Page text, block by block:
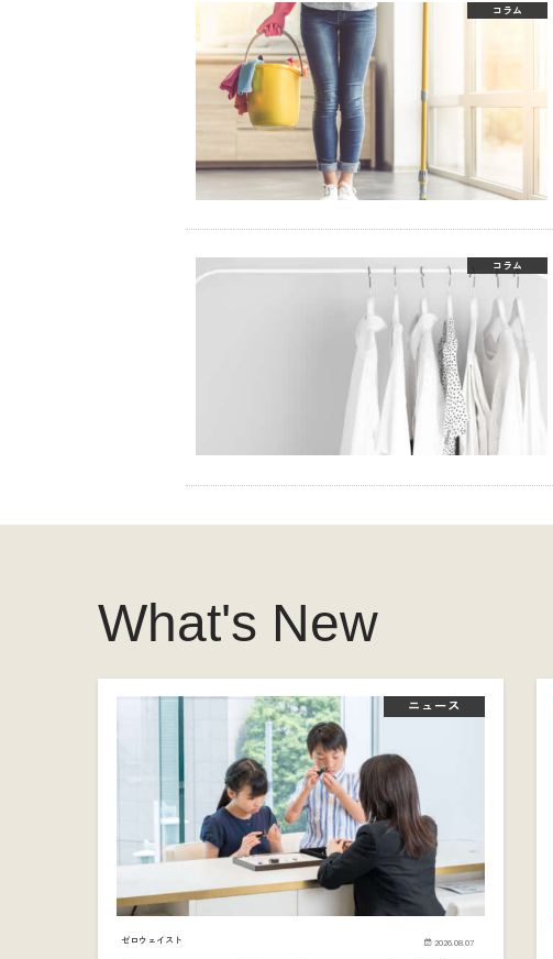
コラム
コラム
What's New
ニュース
ゼロウェイスト 2026.08.07